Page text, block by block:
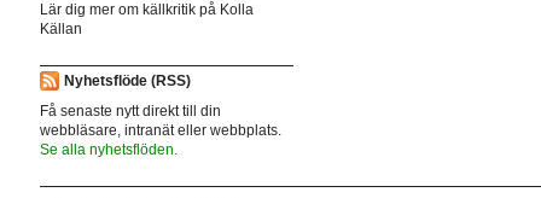
Lär dig mer om källkritik på Kolla
Källan
Nyhetsflöde (RSS)
Få senaste nytt direkt till din
webbläsare, intranät eller webbplats.
Se alla nyhetsflöden.